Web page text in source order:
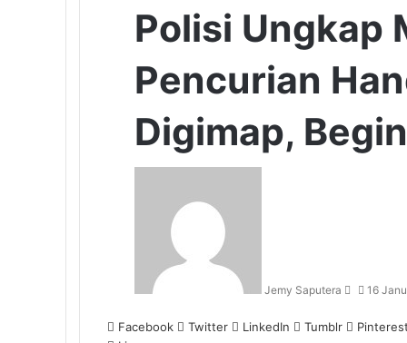
Polisi Ungkap
Pencurian
Digimap,
Jemy Saputera 16
Facebook Twitter LinkedIn Tumblr